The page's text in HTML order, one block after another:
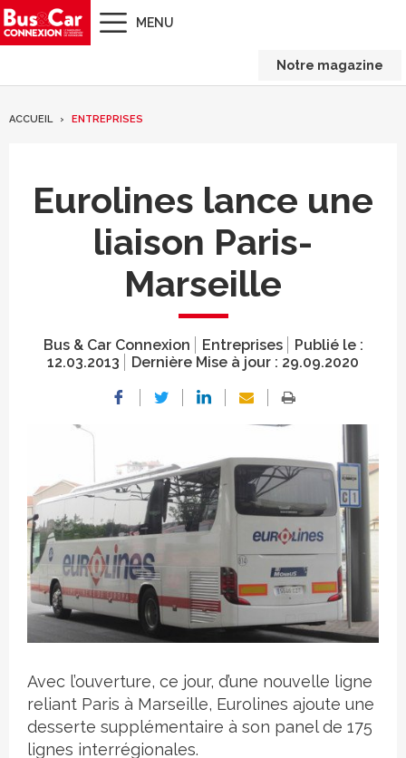
MENU
Notre magazine
ACCUEIL ENTREPRISES
Eurolines lance une
liaison Paris-
Marseille
Bus & Car Connexion Entreprises
Publié le :
12.03.2013
Dernière Mise à jour : 29.09.2020
Crédit photo
Avec l’ouverture, ce jour, d’une nouvelle ligne
reliant Paris à Marseille, Eurolines ajoute une
desserte supplémentaire à son panel de 175
lignes interrégionales.